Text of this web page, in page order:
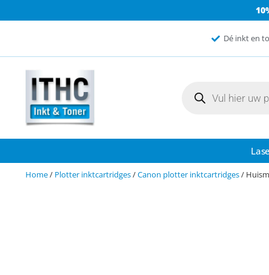
Dé inkt en
Home/ Plotter inktcartridges/Canon plotter inktcartridges/